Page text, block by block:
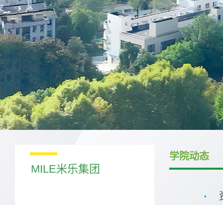
MILE米乐集团
学院动态